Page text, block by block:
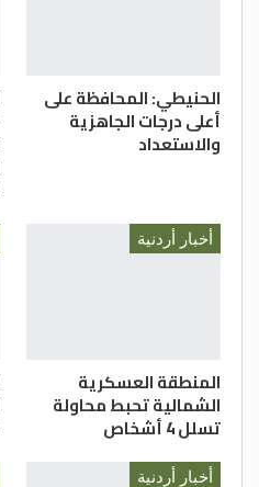
الحنيطي: المحافظة على
أعلى درجات الجاهزية
والاستعداد
أخبار أردنية
المنطقة العسكرية
الشمالية تحبط محاولة
تسلل 4 أشخاص
أخبار أردنية